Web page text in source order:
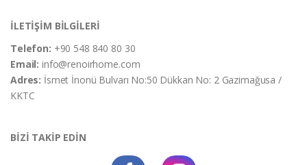
İLETİŞİM BİLGİLERİ
Telefon: +90 548 840 80 30
Email:info@renoirhome.com
Adres: İsmet İnonü Bulvarı No:50 Dükkan No: 2 Gazimağusa /
KKTC
BİZİ TAKİP EDİN